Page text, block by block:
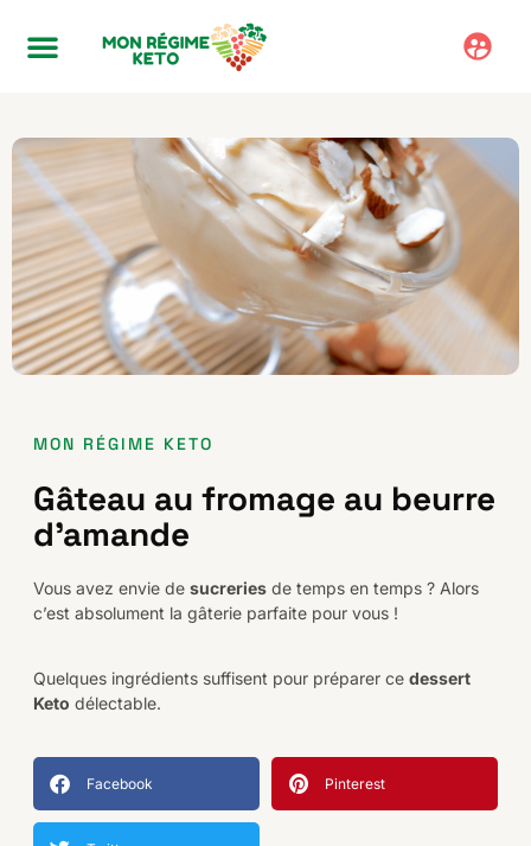
MON RÉGIME KETO
Gâteau au fromage au beurre
d'amande
Vous avez envie de sucreries de temps en temps ? Alors
c’est absolument la gâterie parfaite pour vous !
Quelques ingrédients suffisent pour préparer ce dessert
Keto délectable.
Facebook Pinterest